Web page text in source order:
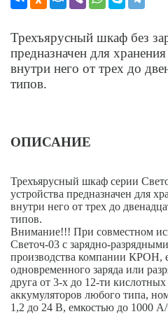
Трехъярусный шкаф без
предназначен для
внутри него от трех до
типов.
ОПИСАНИЕ
Трехъярусный шкаф серии
устройства предназначен для
внутри него от трех до
типов.
Внимание!!! При совместном
Светоч-03 с зарядно-
производства компании КРОН,
одновременного заряда или
друга от 3-х до 12-ти
аккумуляторов любого типа,
1,2 до 24 В, емкостью до 1000